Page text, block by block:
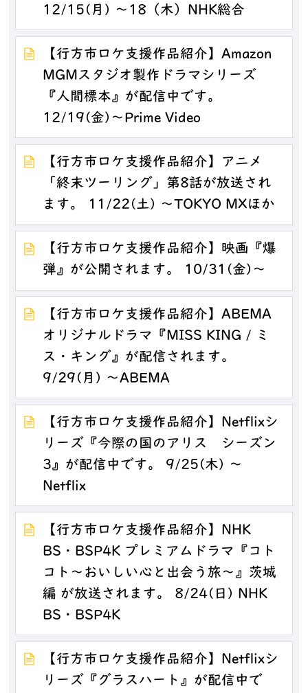
12/15(月) ～18（木）NHK総合
【行方市ロケ支援作品紹介】Amazon
MGMスタジオ製作ドラマシリーズ
『人間標本』が配信中です。
12/19(金)～Prime Video
【行方市ロケ支援作品紹介】アニメ
「終末ツーリング」第8話が放送され
ます。 11/22(土) ～TOKYO MXほか
【行方市ロケ支援作品紹介】映画『爆
弾』が公開されます。 10/31(金)～
【行方市ロケ支援作品紹介】ABEMA
オリジナルドラマ『MISS KING / ミ
ス・キング』が配信されます。
9/29(月) ～ABEMA
【行方市ロケ支援作品紹介】Netflixシ
リーズ『今際の国のアリス シーズン
3』が配信中です。 9/25(木) ～
Netflix
【行方市ロケ支援作品紹介】NHK
BS・BSP4K プレミアムドラマ『コト
コト～おいしい心と出会う旅～』茨城
編 が放送されます。 8/24(日) NHK
BS・BSP4K
【行方市ロケ支援作品紹介】Netflixシ
リーズ『グラスハート』が配信中で